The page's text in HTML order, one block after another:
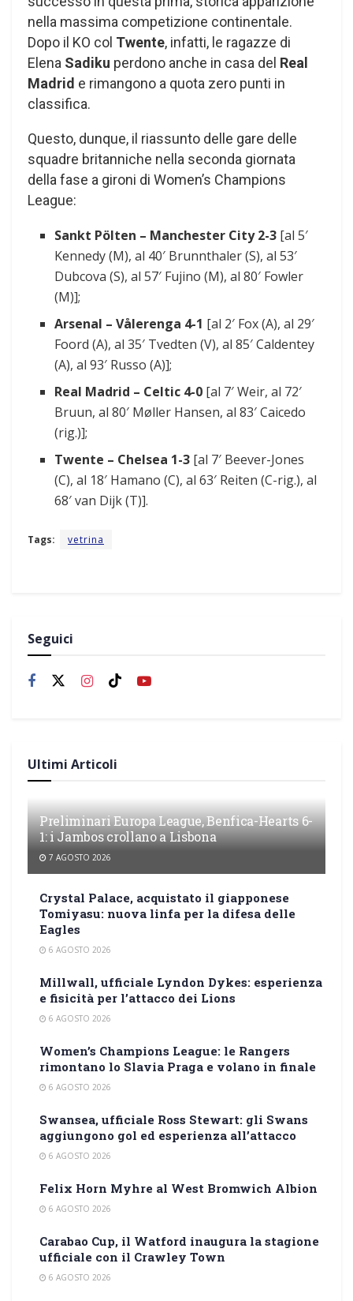
nella massima competizione continentale.
Dopo il KO col Twente, infatti, le ragazze di
Elena Sadiku perdono anche in casa del Real
Madrid e rimangono a quota zero punti in
classifica.
Questo, dunque, il riassunto delle gare delle
squadre britanniche nella seconda giornata
della fase a gironi di Women’s Champions
League:
Sankt Pölten – Manchester City 2-3 [al 5′
Kennedy (M), al 40′ Brunnthaler (S), al 53′
Dubcova (S), al 57′ Fujino (M), al 80′ Fowler
(M)];
Arsenal – Vålerenga 4-1 [al 2′ Fox (A), al 29′
Foord (A), al 35′ Tvedten (V), al 85′ Caldentey
(A), al 93′ Russo (A)];
Real Madrid – Celtic 4-0 [al 7′ Weir, al 72′
Bruun, al 80′ Møller Hansen, al 83′ Caicedo
(rig.)];
Twente – Chelsea 1-3 [al 7′ Beever-Jones
(C), al 18′ Hamano (C), al 63′ Reiten (C-rig.), al
68′ van Dijk (T)].
Tags: vetrina
Seguici
Ultimi Articoli
Preliminari Europa League, Benfica-Hearts 6-
1: i Jambos crollano a Lisbona
7 AGOSTO 2026
Crystal Palace, acquistato il giapponese
Tomiyasu: nuova linfa per la difesa delle
Eagles
6 AGOSTO 2026
Millwall, ufficiale Lyndon Dykes: esperienza
e fisicità per l’attacco dei Lions
6 AGOSTO 2026
Women’s Champions League: le Rangers
rimontano lo Slavia Praga e volano in finale
6 AGOSTO 2026
Swansea, ufficiale Ross Stewart: gli Swans
aggiungono gol ed esperienza all’attacco
6 AGOSTO 2026
Felix Horn Myhre al West Bromwich Albion
6 AGOSTO 2026
Carabao Cup, il Watford inaugura la stagione
ufficiale con il Crawley Town
6 AGOSTO 2026